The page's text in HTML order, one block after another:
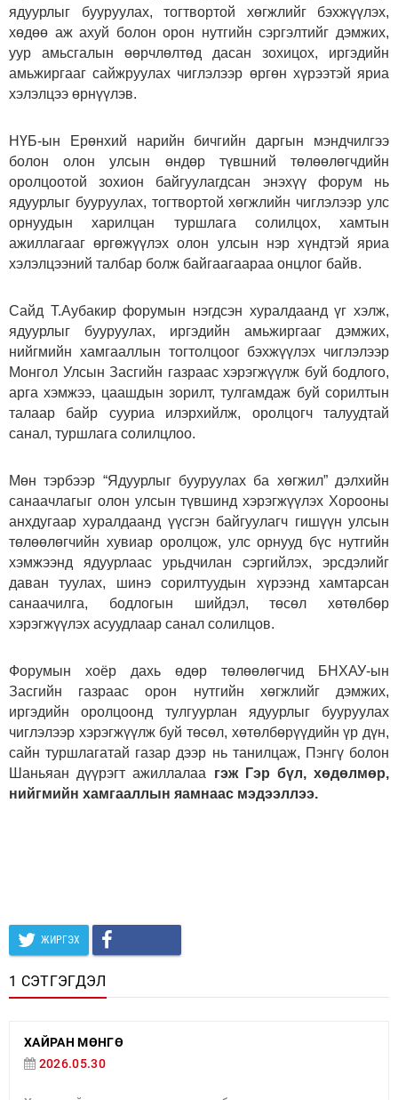
ядуурлыг бууруулах, тогтвортой хөгжлийг бэхжүүлэх,
хөдөө аж ахуй болон орон нутгийн сэргэлтийг дэмжих,
уур амьсгалын өөрчлөлтөд дасан зохицох, иргэдийн
амьжиргааг сайжруулах чиглэлээр өргөн хүрээтэй яриа
хэлэлцээ өрнүүлэв.
НҮБ-ын Ерөнхий нарийн бичгийн даргын мэндчилгээ
болон олон улсын өндөр түвшний төлөөлөгчдийн
оролцоотой зохион байгуулагдсан энэхүү форум нь
ядуурлыг бууруулах, тогтвортой хөгжлийн чиглэлээр улс
орнуудын харилцан туршлага солилцох, хамтын
ажиллагааг өргөжүүлэх олон улсын нэр хүндтэй яриа
хэлэлцээний талбар болж байгаагаараа онцлог байв.
Сайд Т.Аубакир форумын нэгдсэн хуралдаанд үг хэлж,
ядуурлыг бууруулах, иргэдийн амьжиргааг дэмжих,
нийгмийн хамгааллын тогтолцоог бэхжүүлэх чиглэлээр
Монгол Улсын Засгийн газраас хэрэгжүүлж буй бодлого,
арга хэмжээ, цаашдын зорилт, тулгамдаж буй сорилтын
талаар байр сууриа илэрхийлж, оролцогч талуудтай
санал, туршлага солилцлоо.
Мөн тэрбээр “Ядуурлыг бууруулах ба хөгжил” дэлхийн
санаачлагыг олон улсын түвшинд хэрэгжүүлэх Хорооны
анхдугаар хуралдаанд үүсгэн байгуулагч гишүүн улсын
төлөөлөгчийн хувиар оролцож, улс орнууд бүс нутгийн
хэмжээнд ядуурлаас урьдчилан сэргийлэх, эрсдэлийг
даван туулах, шинэ сорилтуудын хүрээнд хамтарсан
санаачилга, бодлогын шийдэл, төсөл хөтөлбөр
хэрэгжүүлэх асуудлаар санал солилцов.
Форумын хоёр дахь өдөр төлөөлөгчид БНХАУ-ын
Засгийн газраас орон нутгийн хөгжлийг дэмжих,
иргэдийн оролцоонд тулгуурлан ядуурлыг бууруулах
чиглэлээр хэрэгжүүлж буй төсөл, хөтөлбөрүүдийн үр дүн,
сайн туршлагатай газар дээр нь танилцаж, Пэнгү болон
Шаньяан дүүрэгт ажиллалаа гэж Гэр бүл, хөдөлмөр,
нийгмийн хамгааллын яамнаас мэдээллээ.
ЖИРГЭХ
1 СЭТГЭГДЭЛ
ХАЙРАН МӨНГӨ
2026.05.30